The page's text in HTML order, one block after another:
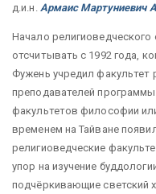
д.и.н. Армаис Мартуниевич
Начало религиоведческого
отсчитывать с 1992 года,
Фужень учредил факультет
преподавателей
факультетов философии
временем на Тайване
религиоведческие
упор на изучение
подчёркивающие светский